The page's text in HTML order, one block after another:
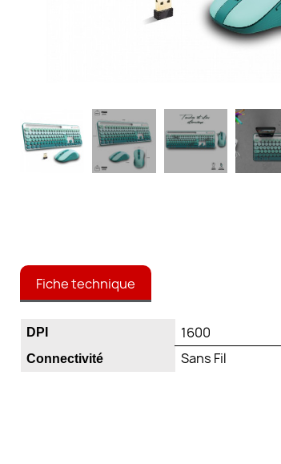
Fiche technique
DPI 1600
Connectivité Sans Fil